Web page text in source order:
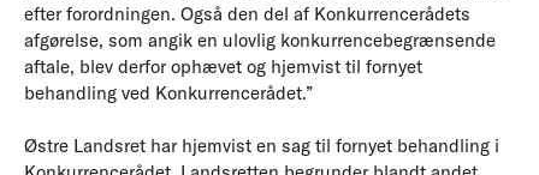
efter forordningen. Også den del af Konkurrencerådets
afgørelse, som angik en ulovlig konkurrencebegrænsende
aftale, blev derfor ophævet og hjemvist til fornyet
behandling ved Konkurrencerådet.”
Østre Landsret har hjemvist en sag til fornyet behandling i